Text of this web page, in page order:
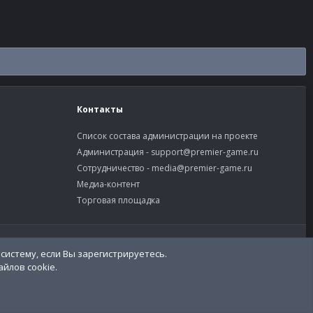
Контакты
Список состава администрации на проекте
Администрация - support@premier-game.ru
Сотрудничество - media@premier-game.ru
Медиа-контент
Торговая площадка
и правила Политика конфиденциальности